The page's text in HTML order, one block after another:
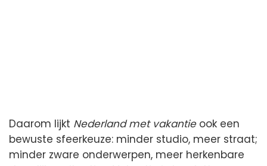
Daarom lijkt Nederland met vakantieook een
bewuste sfeerkeuze: minder studio, meer straat;
minder zware onderwerpen, meer herkenbare